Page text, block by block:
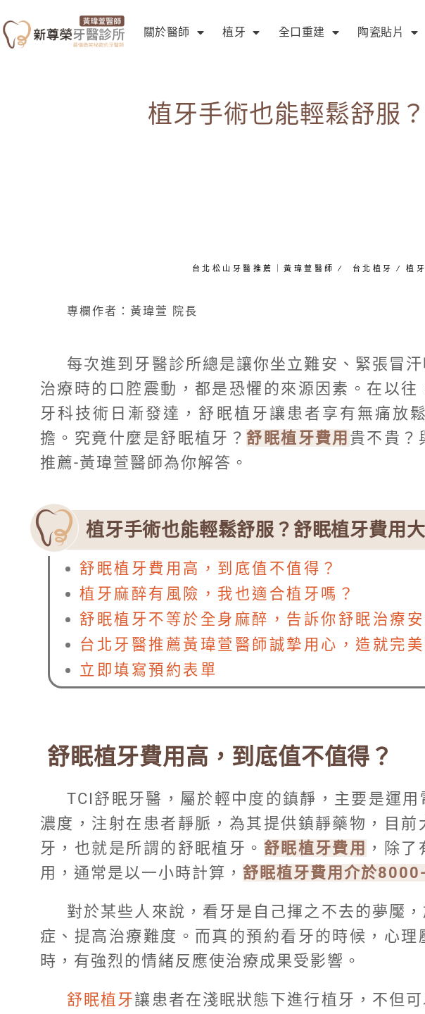
關於醫師 植牙 全口重建 陶瓷貼片
植牙手術也能輕鬆舒服
台北松山牙醫推薦｜黃瑋萱醫師 ∕ 台北植牙 ∕ 植
專欄作者：黃瑋萱 院長
每次進到牙醫診所總是讓你坐立難安、緊張冒
治療時的口腔震動，都是恐懼的來源因素。在以
牙科技術日漸發達，舒眠植牙讓患者享有無痛放
擔。究竟什麼是舒眠植牙？舒眠植牙費用 貴不貴？
推薦-黃瑋萱醫師為你解答。
植牙手術也能輕鬆舒服？舒眠植牙費用
舒眠植牙費用高，到底值不值得？
植牙麻醉有風險，我也適合植牙嗎？
舒眠植牙不等於全身麻醉，告訴你舒眠治療
台北牙醫推薦黃瑋萱醫師誠摯用心，造就完
立即填寫預約表單
舒眠植牙費用高，到底值不值得？
TCI舒眠牙醫，屬於輕中度的鎮靜，主要是運
濃度，注射在患者靜脈，為其提供鎮靜藥物，目
牙，也就是所謂的舒眠植牙。 舒眠植牙費用 ，除
用，通常是以一小時計算， 舒眠植牙費用介於
對於某些人來說，看牙是自己揮之不去的夢魘
症、提高治療難度。而真的預約看牙的時候，心
時，有強烈的情緒反應使治療成果受影響。
舒眠植牙讓患者在淺眠狀態下進行植牙，不但可